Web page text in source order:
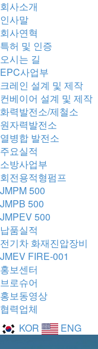
회사소개
인사말
회사연혁
특허 및 인증
오시는 길
EPC사업부
크레인 설계 및 제작
컨베이어 설계 및 제작
화력발전소/제철소
원자력발전소
열병합 발전소
주요실적
소방사업부
회전용적형펌프
JMPM 500
JMPB 500
JMPEV 500
납품실적
전기차 화재진압장비
JMEV FIRE-001
홍보센터
브로슈어
홍보동영상
협력업체
KOR
ENG